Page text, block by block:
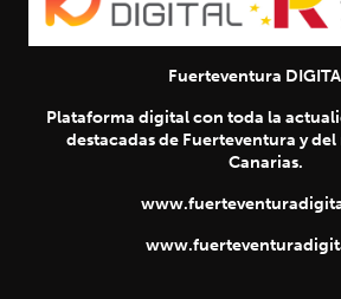
Fuerteventura
Plataforma digital con toda la
destacadas de Fuerteventura y del
Canarias.